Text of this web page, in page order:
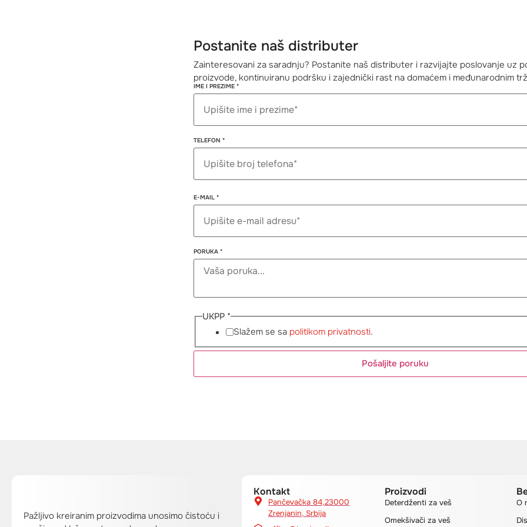
PLIVIT TRADE AB
Švedska
Lucernavägen 10, 59350 Västervik
info@plivit-trade.com
Slovenija
Letališka cesta 16, 1000
info@spekter.si
Rumunija
Sectorul 1, Şoseaua NORDULUI, Nr. 66-
Bucharest
Postanite naš distributer
Zainteresovani za saradnju? Postanite naš distributer i razvijajte poslovanje uz
proizvode, kontinuiranu podršku i zajednički rast na domaćem i međunarodnim
IME I PREZIME *
TELEFON *
TELEFON
IME
E-MAIL *
PORUKA *
UKPP *
Slažem se sa politikom privatnosti.
Pošaljite poruku
Pažljivo kreiranim proizvodima unosimo čistoću i
Kontakt
Pančevačka 84,23000
Zrenjanin, Srbija
Proizvodi
Deterdženti za veš
Omekšivači za veš
O